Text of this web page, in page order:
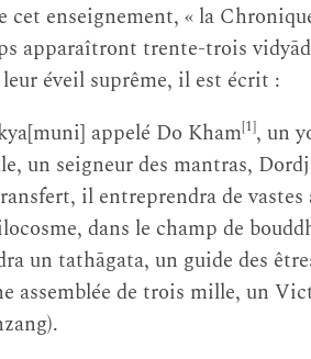
enseignement, « la
apparaîtront trente-trois
éveil suprême, il est écrit :
appelé Do Kham[1], un
un seigneur des mantras,
il entreprendra de
dans le champ de
un tathāgata, un guide des
assemblée de trois mille, un